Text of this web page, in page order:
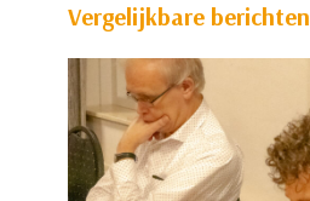
Vergelijkbare berichten